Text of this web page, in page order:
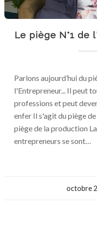
Le piège N°1 de
Parlons aujourd’hui du
l'Entrepreneur... Il peut
professions et peut
enfer Il s'agit du piège
piège de la production
entrepreneurs se sont…
octobre